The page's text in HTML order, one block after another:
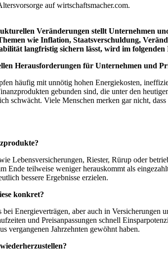
Veränderungen stellt Unternehmen
wie Inflation, Staatsverschuldung,
langfristig sichern lässt, wird im
Herausforderungen für Unternehmen und
häufig mit unnötig hohen Energiekosten,
gebunden sind, die unter den
Viele Menschen merken gar nicht,
Lebensversicherungen, Riester, Rürup oder
Ende teilweise weniger herauskommt als
bessere Ergebnisse erzielen.
konkret?
Energieverträgen, aber auch in
und Preisanpassungen schnell
vergangenen Jahrzehnten gewöhnt haben.